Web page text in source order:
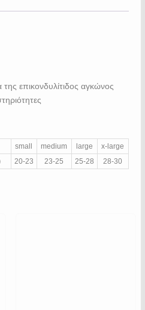
επικονδυλίτιδος αγκώνος
small medium large
x-large
20-23 23-25 25-28 28-30